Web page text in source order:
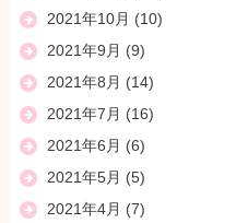
2021年10月 (10)
2021年9月 (9)
2021年8月 (14)
2021年7月 (16)
2021年6月 (6)
2021年5月 (5)
2021年4月 (7)